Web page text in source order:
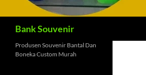
Bank Souvenir
Produsen Souvenir Bantal Dan
Boneka Custom Murah